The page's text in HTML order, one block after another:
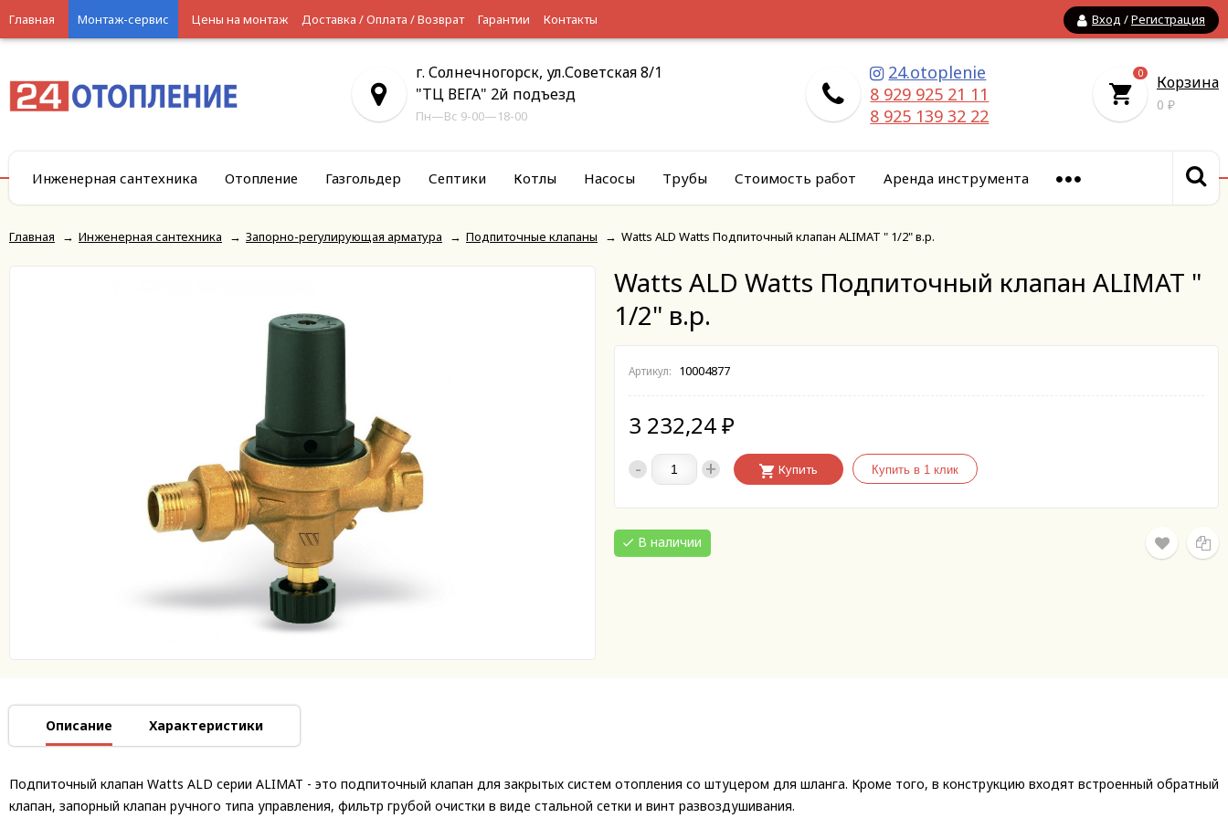
Вход /Регистрация
Главная Монтаж-сервис Цены на монтаж Доставка / Оплата / Возврат Гарантии Контакты
г. Солнечногорск, ул.Советская 8/1
"ТЦ ВЕГА" 2й подъезд
Пн—Вс 9-00—18-00
24.otoplenie
8 929 925 21 11
8 925 139 32 22
0 Корзина
0 ₽
Инженерная сантехника Отопление Газгольдер Септики Котлы Насосы Трубы Стоимость работ Аренда инструмента
Главная → Инженерная сантехника → Запорно-регулирующая арматура → Подпиточные клапаны → Watts ALD Watts Подпиточный клапан ALIMAT " 1/2" в.р.
Watts ALD Watts Подпиточный клапан ALIMAT "
1/2" в.р.
Артикул: 10004877
3 232,24 ₽
- + Купить
В наличии
Описание Характеристики
Подпиточный клапан Watts ALD серии ALIMAT - это подпиточный клапан для закрытых систем отопления со штуцером для шланга. Кроме того, в конструкцию входят встроенный обратный
клапан, запорный клапан ручного типа управления, фильтр грубой очистки в виде стальной сетки и винт развоздушивания.